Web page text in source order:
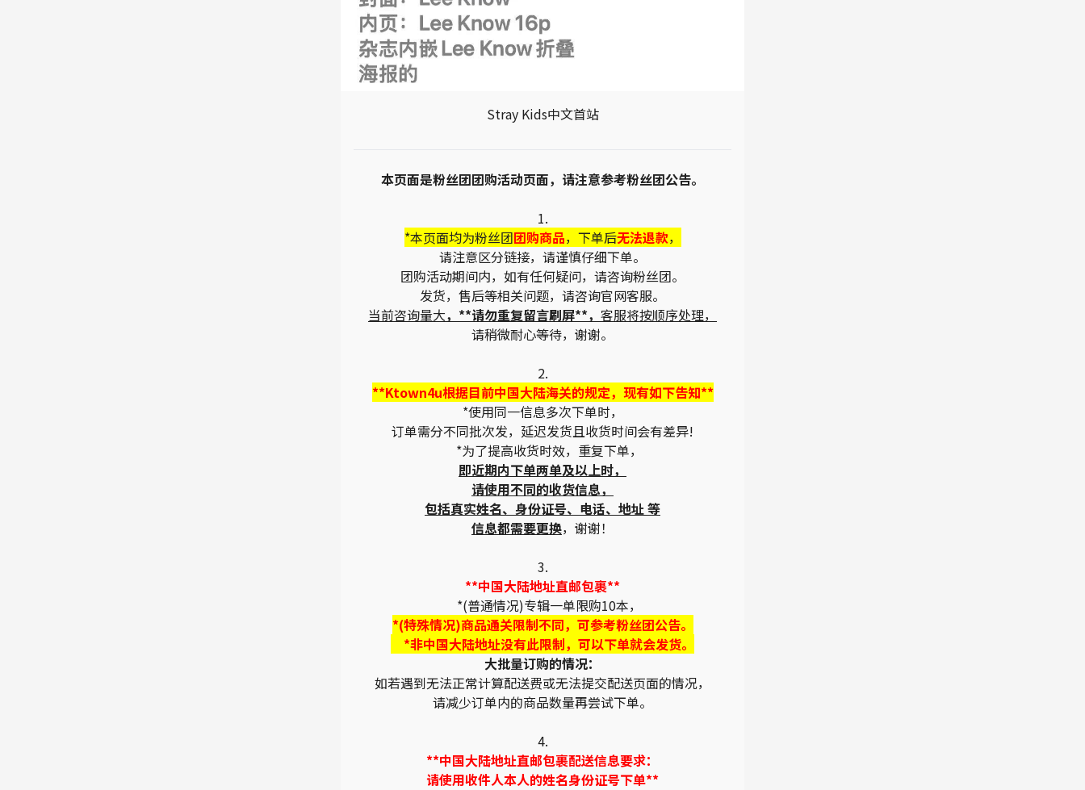
Stray Kids中文首站
本页面是粉丝团团购活动页面，请注意参考粉丝团公告。
1.
*本页面均为粉丝团团购商品，下单后无法退款，
请注意区分链接，请谨慎仔细下单。
团购活动期间内，如有任何疑问，请咨询粉丝团。
发货，售后等相关问题，请咨询官网客服。
当前咨询量大，**请勿重复留言刷屏**， 客服将按顺序处理，
请稍微耐心等待，谢谢。
2.
**Ktown4u根据目前中国大陆海关的规定，现有如下告知**
*使用同一信息多次下单时，
订单需分不同批次发，延迟发货且收货时间会有差异!
*为了提高收货时效，重复下单，
即近期内下单两单及以上时，
请使用不同的收货信息，
包括真实姓名、身份证号、电话、地址 等
信息都需要更换，谢谢！
3.
**中国大陆地址直邮包裹**
*(普通情况)专辑一单限购10本，
*(特殊情况)商品通关限制不同，可参考粉丝团公告。
*非中国大陆地址没有此限制，可以下单就会发货。
大批量订购的情况：
如若遇到无法正常计算配送费或无法提交配送页面的情况，
请减少订单内的商品数量再尝试下单。
4.
**中国大陆地址直邮包裹配送信息要求：
请使用收件人本人的姓名身份证号下单**